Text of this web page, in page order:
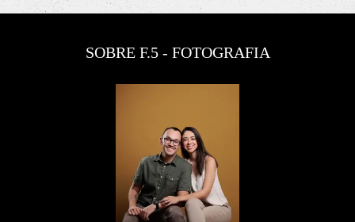
SOBRE F.5 - FOTOGRAFIA